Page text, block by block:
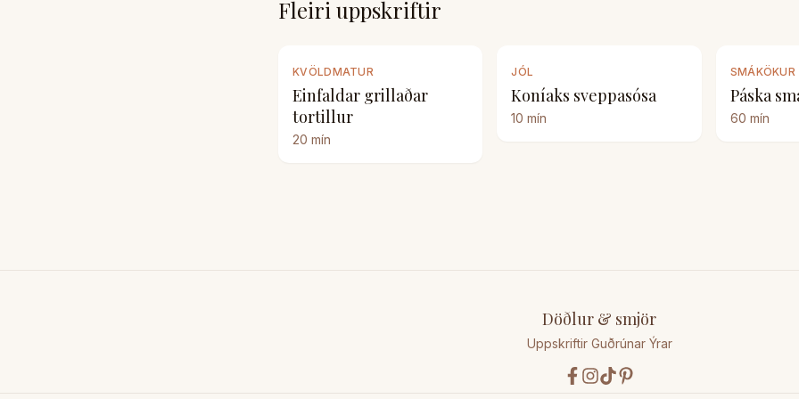
Fleiri uppskriftir
KVÖLDMATUR
Einfaldar grillaðar
tortillur
20 mín
JÓL
Koníaks sveppasósa
10 mín
SMÁKÖKUR
Páska
60 mín
Döðlur & smjör
Uppskriftir Guðrúnar Ýrar